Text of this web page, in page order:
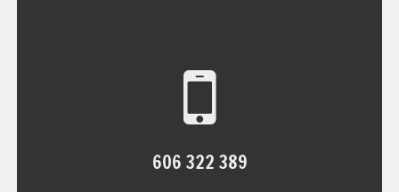
606 322 389